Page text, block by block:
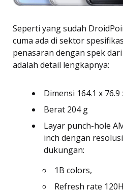
Seperti yang sudah
cuma ada di sektor
penasaran dengan spek
adalah detail lengkapnya:
Dimensi 164.1 x 76.9
Berat 204 g
Layar punch-hole
inch dengan
dukungan:
1B colors,
Refresh rate